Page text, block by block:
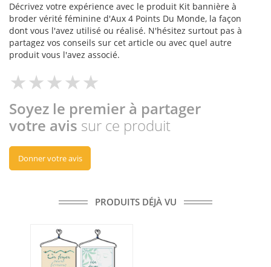
Décrivez votre expérience avec le produit Kit bannière à
broder vérité féminine d'Aux 4 Points Du Monde, la façon
dont vous l'avez utilisé ou réalisé. N'hésitez surtout pas à
partagez vos conseils sur cet article ou avec quel autre
produit vous l'avez associé.
Soyez le premier à partager
votre avis sur ce produit
Donner votre avis
PRODUITS DÉJÀ VU